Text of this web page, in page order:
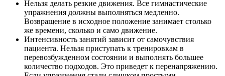
Нельзя делать резкие движения. Все гимнастические
упражнения должны выполняться медленно.
Возвращение в исходное положение занимает столько
же времени, сколько и само движение.
Интенсивность занятий зависит от самочувствия
пациента. Нельзя приступать к тренировкам в
перевозбужденном состоянии и выполнять большее
количество подходов. Это приведет к перенапряжению.